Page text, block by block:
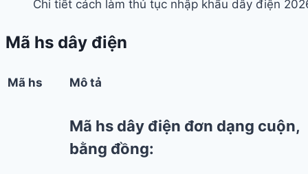
Chi tiết cách làm thủ tục nhập khẩu dây điện
Mã hs dây điện
Mã hs Mô tả
Mã hs dây điện đơn dạng cuộn,
bằng đồng: